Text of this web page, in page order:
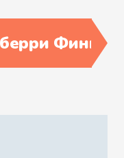
Финна